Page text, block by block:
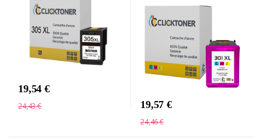
19,54 €
24,43 € 19,57 €
24,46 €